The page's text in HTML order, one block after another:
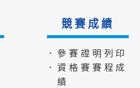
競賽成績
．參賽證明列印
．資格賽賽程成
績